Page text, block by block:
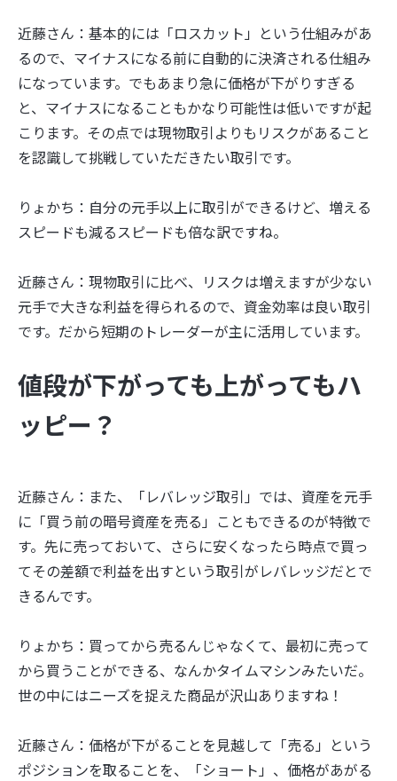
近藤さん：基本的には「ロスカット」という仕組みがあ
るので、マイナスになる前に自動的に決済される仕組み
になっています。でもあまり急に価格が下がりすぎる
と、マイナスになることもかなり可能性は低いですが起
こります。その点では現物取引よりもリスクがあること
を認識して挑戦していただきたい取引です。
りょかち：自分の元手以上に取引ができるけど、増える
スピードも減るスピードも倍な訳ですね。
近藤さん：現物取引に比べ、リスクは増えますが少ない
元手で大きな利益を得られるので、資金効率は良い取引
です。だから短期のトレーダーが主に活用しています。
値段が下がっても上がってもハ
ッピー？
近藤さん：また、「レバレッジ取引」では、資産を元手
に「買う前の暗号資産を売る」こともできるのが特徴で
す。先に売っておいて、さらに安くなったら時点で買っ
てその差額で利益を出すという取引がレバレッジだとで
きるんです。
りょかち：買ってから売るんじゃなくて、最初に売って
から買うことができる、なんかタイムマシンみたいだ。
世の中にはニーズを捉えた商品が沢山ありますね！
近藤さん：価格が下がることを見越して「売る」という
ポジションを取ることを、「ショート」、価格があがる